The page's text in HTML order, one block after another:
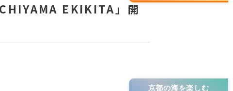
京都の海を楽しむ
EKIKITA」開